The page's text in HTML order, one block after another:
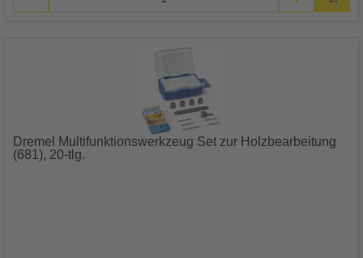
Dremel Multifunktionswerkzeug Set zur Holzbearbeitung
(681), 20-tlg.